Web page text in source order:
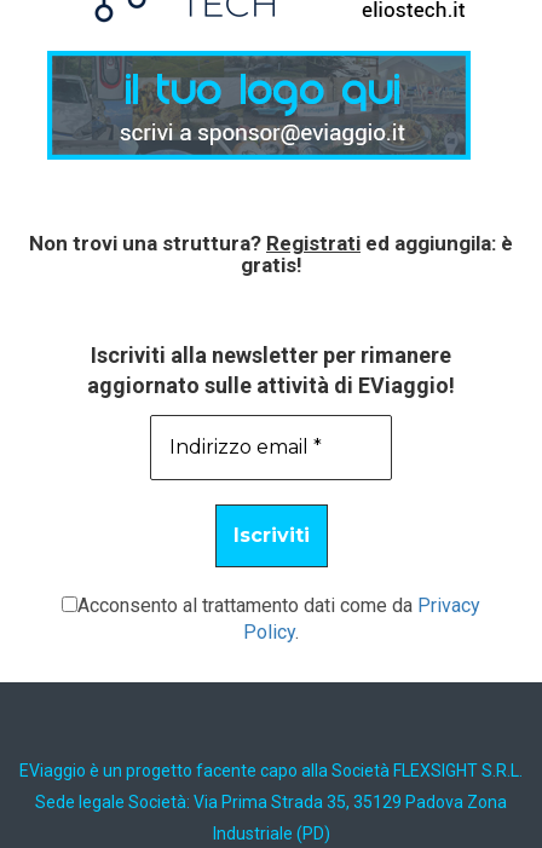
Non trovi una struttura? Registrati ed aggiungila: è
gratis!
Iscriviti alla newsletter per rimanere
aggiornato sulle attività di EViaggio!
Acconsento al trattamento dati come da Privacy
Policy.
EViaggio è un progetto facente capo alla Società FLEXSIGHT S.R.L.
Sede legale Società: Via Prima Strada 35, 35129 Padova Zona
Industriale (PD)